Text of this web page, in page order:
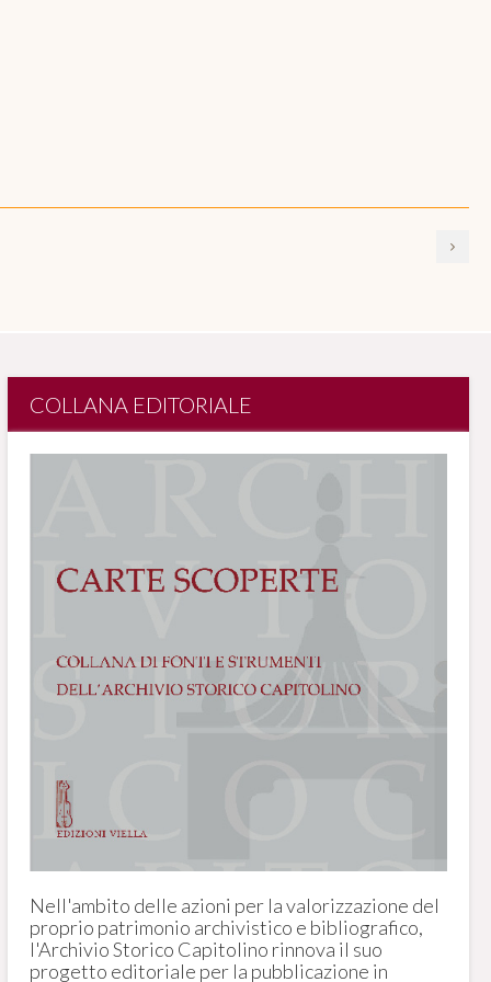
COLLANA EDITORIALE
Nell'ambito delle azioni per la valorizzazione del
proprio patrimonio archivistico e bibliografico,
l'Archivio Storico Capitolino rinnova il suo
progetto editoriale per la pubblicazione in